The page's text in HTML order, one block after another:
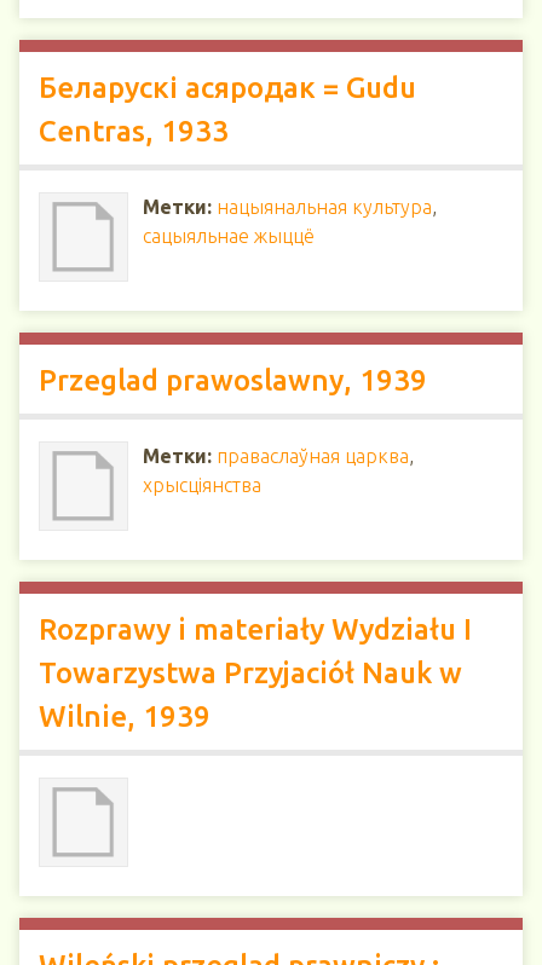
Беларускі асяродак = Gudu
Centras, 1933
Метки: нацыянальная культура,
сацыяльнае жыццё
Przeglad prawoslawny, 1939
Метки: праваслаўная царква,
хрысціянства
Rozprawy i materiały Wydziału I
Towarzystwa Przyjaciół Nauk w
Wilnie, 1939